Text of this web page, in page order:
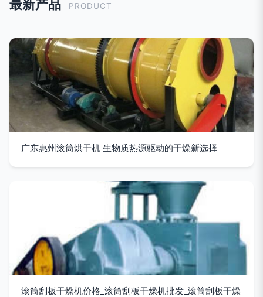
最新产品 PRODUCT
广东惠州滚筒烘干机 生物质热源驱动的干燥新选择
滚筒刮板干燥机价格_滚筒刮板干燥机批发_滚筒刮板干燥